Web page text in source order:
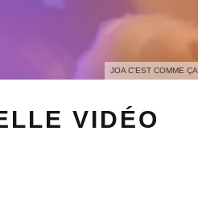
JOA C'EST COMME ÇA
VIDÉO